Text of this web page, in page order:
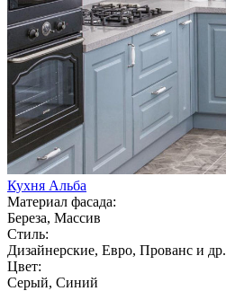
Кухня Альба
Материал фасада:
Береза, Массив
Стиль:
Дизайнерские, Евро, Прованс и др.
Цвет:
Серый, Синий